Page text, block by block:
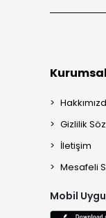
Kurumsal
Gizlilik
İletişim
Mesafeli
Mobil